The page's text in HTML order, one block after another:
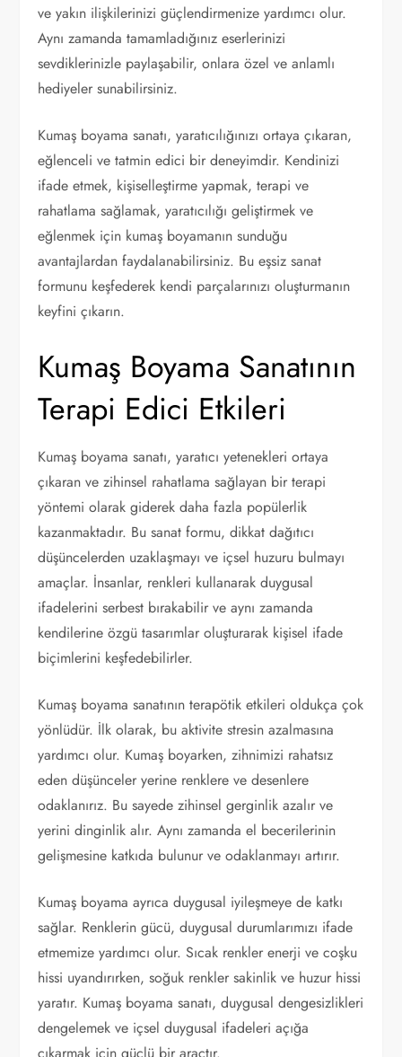
ve yakın ilişkilerinizi güçlendirmenize yardımcı olur.
Aynı zamanda tamamladığınız eserlerinizi
sevdiklerinizle paylaşabilir, onlara özel ve anlamlı
hediyeler sunabilirsiniz.
Kumaş boyama sanatı, yaratıcılığınızı ortaya çıkaran,
eğlenceli ve tatmin edici bir deneyimdir. Kendinizi
ifade etmek, kişiselleştirme yapmak, terapi ve
rahatlama sağlamak, yaratıcılığı geliştirmek ve
eğlenmek için kumaş boyamanın sunduğu
avantajlardan faydalanabilirsiniz. Bu eşsiz sanat
formunu keşfederek kendi parçalarınızı oluşturmanın
keyfini çıkarın.
Kumaş Boyama Sanatının
Terapi Edici Etkileri
Kumaş boyama sanatı, yaratıcı yetenekleri ortaya
çıkaran ve zihinsel rahatlama sağlayan bir terapi
yöntemi olarak giderek daha fazla popülerlik
kazanmaktadır. Bu sanat formu, dikkat dağıtıcı
düşüncelerden uzaklaşmayı ve içsel huzuru bulmayı
amaçlar. İnsanlar, renkleri kullanarak duygusal
ifadelerini serbest bırakabilir ve aynı zamanda
kendilerine özgü tasarımlar oluşturarak kişisel ifade
biçimlerini keşfedebilirler.
Kumaş boyama sanatının terapötik etkileri oldukça çok
yönlüdür. İlk olarak, bu aktivite stresin azalmasına
yardımcı olur. Kumaş boyarken, zihnimizi rahatsız
eden düşünceler yerine renklere ve desenlere
odaklanırız. Bu sayede zihinsel gerginlik azalır ve
yerini dinginlik alır. Aynı zamanda el becerilerinin
gelişmesine katkıda bulunur ve odaklanmayı artırır.
Kumaş boyama ayrıca duygusal iyileşmeye de katkı
sağlar. Renklerin gücü, duygusal durumlarımızı ifade
etmemize yardımcı olur. Sıcak renkler enerji ve coşku
hissi uyandırırken, soğuk renkler sakinlik ve huzur hissi
yaratır. Kumaş boyama sanatı, duygusal dengesizlikleri
dengelemek ve içsel duygusal ifadeleri açığa
çıkarmak için güçlü bir araçtır.